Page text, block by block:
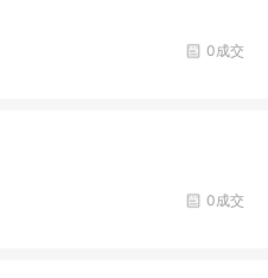
0成交
0成交